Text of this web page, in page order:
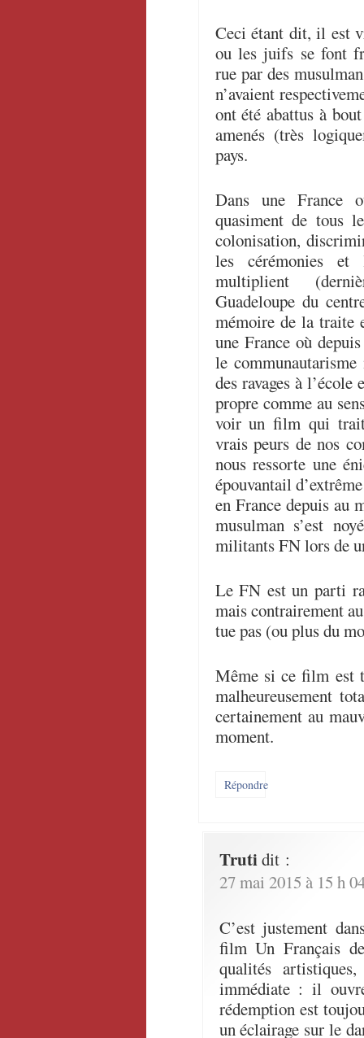
Ceci étant dit, il est
ou les juifs se font
rue par des
n’avaient
ont été abattus à
amenés (très
pays.
Dans une France
quasiment de tous
colonisation,
les cérémonies et
multiplient
Guadeloupe du
mémoire de la traite
une France où
le
des ravages à l’école
propre comme au
voir un film qui
vrais peurs de nos
nous ressorte une
épouvantail
en France depuis au
musulman s’est
militants FN lors de
Le FN est un parti
mais contrairement
tue pas (ou plus du
Même si ce film est
malheureusement
certainement au
moment.
Répondre
Trutidit :
27 mai 2015 à 15 h
C’est justement
film Un Français
qualités
immédiate : il
rédemption est
un éclairage sur le